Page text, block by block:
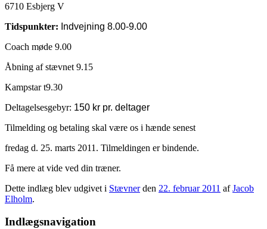
6710 Esbjerg V
Tidspunkter: Indvejning 8.00-9.00
Coach møde 9.00
Åbning af stævnet 9.15
Kampstar t9.30
Deltagelsesgebyr: 150 kr pr. deltager
Tilmelding og betaling skal være os i hænde senest
fredag d. 25. marts 2011. Tilmeldingen er bindende.
Få mere at vide ved din træner.
Dette indlæg blev udgivet i Stævnerden 22. februar 2011 afJacob
Elholm.
Indlægsnavigation